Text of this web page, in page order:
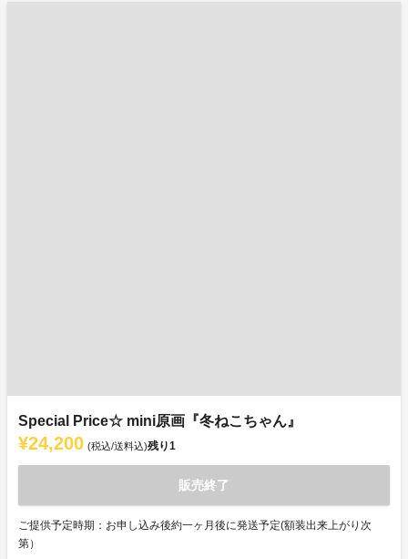
Special Price☆ mini原画『冬ねこちゃん』
¥24,200 (税込/送料込)残り1
販売終了
ご提供予定時期：お申し込み後約一ヶ月後に発送予定(額装出来上がり次
第）